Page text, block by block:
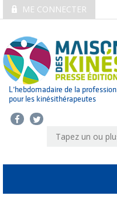
ME CONNECTER
L’hebdomadaire de la profession
pour les kinésithérapeutes